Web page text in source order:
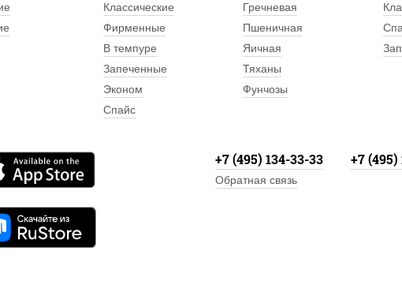
Классические
Фирменные
В темпуре
Запеченные
Эконом
Спайс
Гречневая
Пшеничная
Яичная
Тяханы
Фунчозы
+7 (495) 134-33-33 +7
Обратная связь